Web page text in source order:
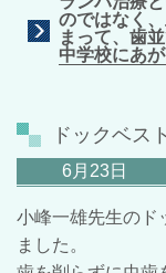
のではなく
まって、歯
中学校にあ
ドックベス
6月23日
小峰一雄先生のド
ました。